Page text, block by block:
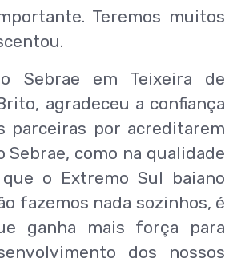
Teremos muitos
Sebrae em Teixeira de
agradeceu a confiança
parceiras por acreditarem
Sebrae, como na qualidade
o Extremo Sul baiano
fazemos nada sozinhos, é
ganha mais força para
dos nossos